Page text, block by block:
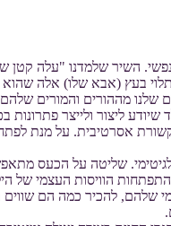
השיר שלמדנו "עלה
בעץ (אבא שלו) אלה שהוא
שלנו מההורים והמורים
ליצור ולייצר פתרונות
אסרטיבית. על מנת
שליטה על הכעס
הוויסות העצמי של הילד
שלהם, להכיר כמה הם